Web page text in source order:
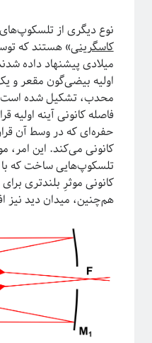
کرونا
کوانتوم
کیهان شناسی
اطلاعات
ورود
خوراک ورودی‌ها
خوراک دیدگاه‌ها
وردپرس
نوع دیگری از تلسکوپ‌های
کاسگرینی
میلادی پیشنهاد داده
اولیه بیضی‌گون مقعر و
محدب، تشکیل شده است.
فاصله کانونی آینه اولیه
حفره‌ای که در وسط آن
کانونی می‌کند. این امر،
تلسکوپ‌هایی ساخت که با
کانونی موثرِ بلندتری
هم‌چنین، میدان دید نیز